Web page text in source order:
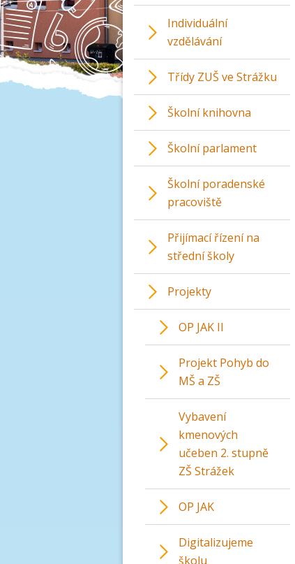
Individuální
vzdělávání
Třídy ZUŠ ve Strážku
Školní knihovna
Školní parlament
Školní poradenské
pracoviště
Přijímací řízení na
střední školy
Projekty
OP JAK II
Projekt Pohyb do
MŠ a ZŠ
Vybavení
kmenových
učeben 2. stupně
ZŠ Strážek
OP JAK
Digitalizujeme
školu